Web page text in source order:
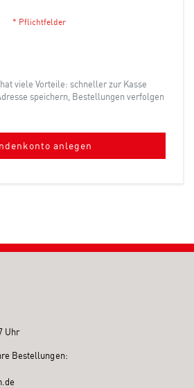
viele Vorteile: schneller zur Kasse
speichern, Bestellungen verfolgen
anlegen
Uhr
Bestellungen: